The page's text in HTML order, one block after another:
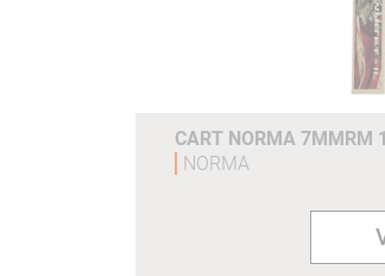
CART NORMA 7MMRM
NORMA